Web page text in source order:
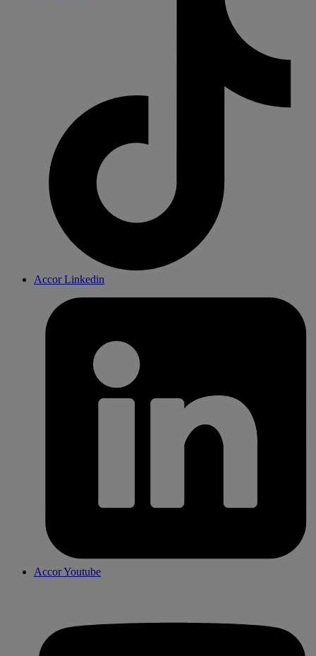
Accor Linkedin
Accor Youtube